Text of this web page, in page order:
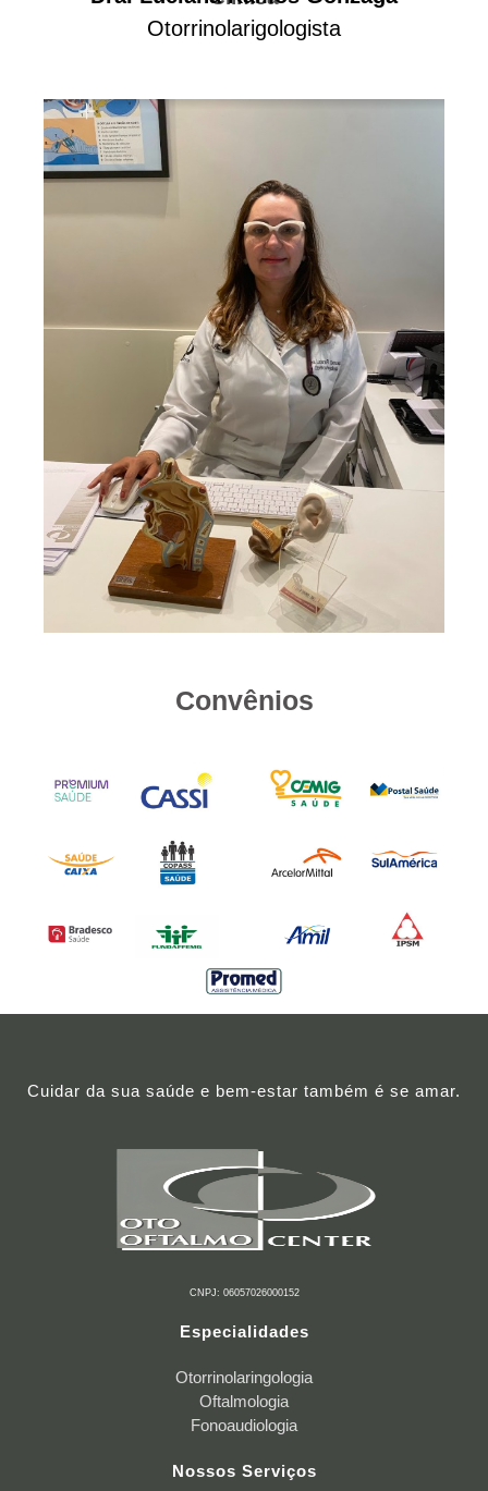
Fonoaudiologista
Convênios
Cuidar da sua saúde e bem-estar também é se amar.
CNPJ: 06057026000152
Especialidades
Otorrinolaringologia
Oftalmologia
Fonoaudiologia
Nossos Serviços